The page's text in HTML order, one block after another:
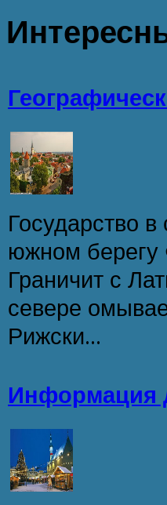
Государство
южном берегу
Граничит с
севере
Рижски...
Информация